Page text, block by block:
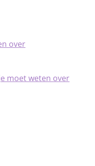
over
moet weten over